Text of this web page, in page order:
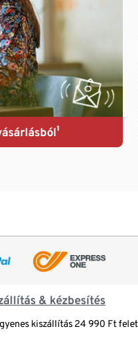
& kézbesítés
kiszállítás 24 990 Ft